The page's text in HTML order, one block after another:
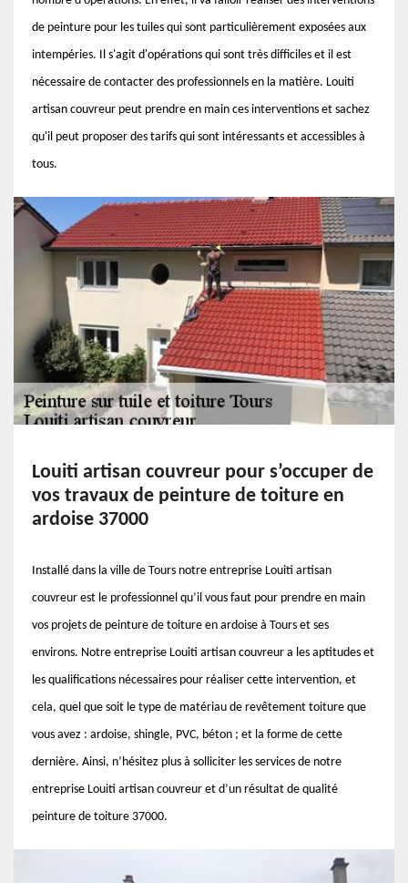
de peinture pour les tuiles qui sont particulièrement exposées aux
intempéries. Il s'agit d'opérations qui sont très difficiles et il est
nécessaire de contacter des professionnels en la matière. Louiti
artisan couvreur peut prendre en main ces interventions et sachez
qu'il peut proposer des tarifs qui sont intéressants et accessibles à
tous.
Louiti artisan couvreur pour s’occuper de
vos travaux de peinture de toiture en
ardoise 37000
Installé dans la ville de Tours notre entreprise Louiti artisan
couvreur est le professionnel qu’il vous faut pour prendre en main
vos projets de peinture de toiture en ardoise à Tours et ses
environs. Notre entreprise Louiti artisan couvreur a les aptitudes et
les qualifications nécessaires pour réaliser cette intervention, et
cela, quel que soit le type de matériau de revêtement toiture que
vous avez : ardoise, shingle, PVC, béton ; et la forme de cette
dernière. Ainsi, n’hésitez plus à solliciter les services de notre
entreprise Louiti artisan couvreur et d’un résultat de qualité
peinture de toiture 37000.